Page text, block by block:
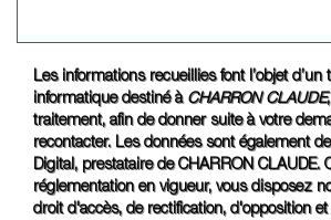
Les informations recueillies font l’objet d’un
informatique destiné à
CHARRON CLAUDE
traitement, afin de donner suite à votre
recontacter. Les données sont également
Digital, prestataire de CHARRON CLAUDE. Conformément à la
réglementation en vigueur, vous disposez
droit d'accès, de rectification, d'opposition